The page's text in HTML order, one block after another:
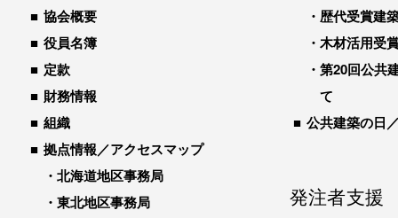
協会概要
役員名簿
定款
財務情報
組織
拠点情報／アクセスマップ
北海道地区事務局
東北地区事務局
歴代受賞建
木材活用受
第20回公共
て
公共建築の日
発注者支援